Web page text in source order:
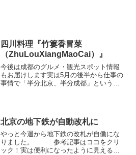
四川料理『竹簍香冒菜
（ZhuLouXiangMaoCai）』
今後は成都のグルメ・観光スポット情報
もお届けします実は5月の後半から仕事の
事情で「半分北京、半分成都」という生
北京の地下鉄が自動改札に
やっと今週から地下鉄の改札が自働にな
りました。 参考記事はココをクリ
ック！実は便利になったように見えるけ